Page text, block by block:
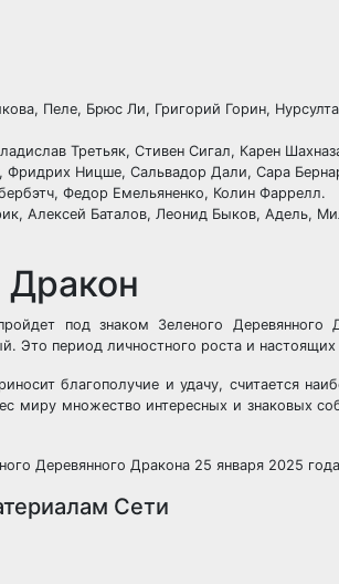
Пеле, Брюс Ли, Григорий Горин,
Третьяк, Стивен Сигал, Карен
Ницше, Сальвадор Дали, Сара
Федор Емельяненко, Колин Фаррелл.
Алексей Баталов, Леонид Быков, Адель,
Дракон
под знаком Зеленого Деревянного
Это период личностного роста и
благополучие и удачу, считается
миру множество интересных и знаковых
Деревянного Дракона 25 января 2025
Сети